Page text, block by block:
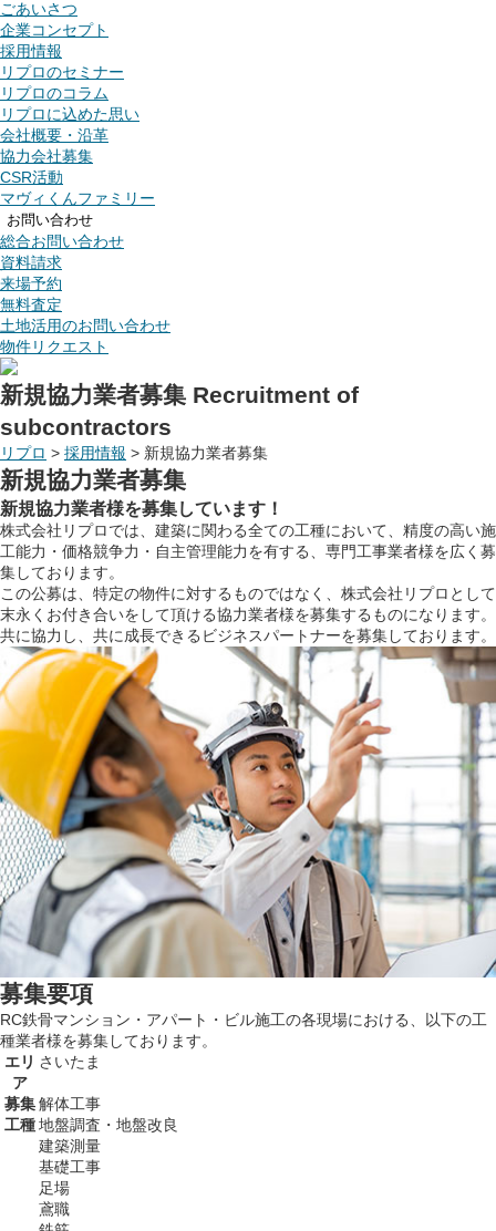
ごあいさつ
企業コンセプト
採用情報
リプロのセミナー
リプロのコラム
リプロに込めた思い
会社概要・沿革
協力会社募集
CSR活動
マヴィくんファミリー
お問い合わせ
総合お問い合わせ
資料請求
来場予約
無料査定
土地活用のお問い合わせ
物件リクエスト
新規協力業者募集 Recruitment of
subcontractors
リプロ > 採用情報 > 新規協力業者募集
新規協力業者募集
新規協力業者様を募集しています！
株式会社リプロでは、建築に関わる全ての工種において、精度の高い施
工能力・価格競争力・自主管理能力を有する、専門工事業者様を広く募
集しております。
この公募は、特定の物件に対するものではなく、株式会社リプロとして
末永くお付き合いをして頂ける協力業者様を募集するものになります。
共に協力し、共に成長できるビジネスパートナーを募集しております。
募集要項
RC鉄骨マンション・アパート・ビル施工の各現場における、以下の工
種業者様を募集しております。
エリ
ア
さいたま
募集
工種
解体工事
地盤調査・地盤改良
建築測量
基礎工事
足場
鳶職